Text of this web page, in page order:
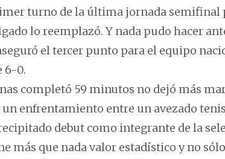
turno de la última jornada semifinal
lo reemplazó. Y nada pudo hacer
el tercer punto para el equipo
6-0.
completó 59 minutos no dejó más
enfrentamiento entre un avezado
debut como integrante de la
más que nada valor estadístico y no